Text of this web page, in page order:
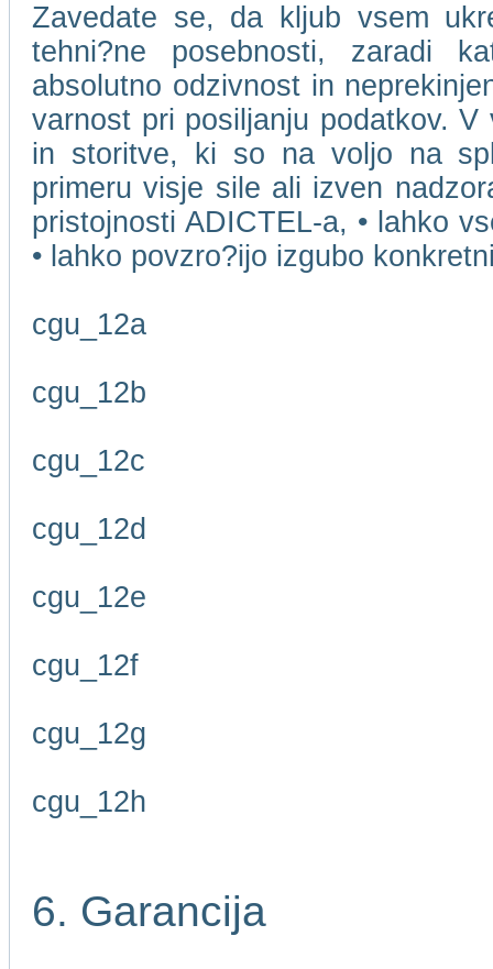
Zavedate se, da kljub vsem
tehni?ne posebnosti, zaradi
absolutno odzivnost in
varnost pri posiljanju podatkov.
in storitve, ki so na voljo na
primeru visje sile ali izven
pristojnosti ADICTEL-a, • lahko
• lahko povzro?ijo izgubo
cgu_12a
cgu_12b
cgu_12c
cgu_12d
cgu_12e
cgu_12f
cgu_12g
cgu_12h
6. Garancija